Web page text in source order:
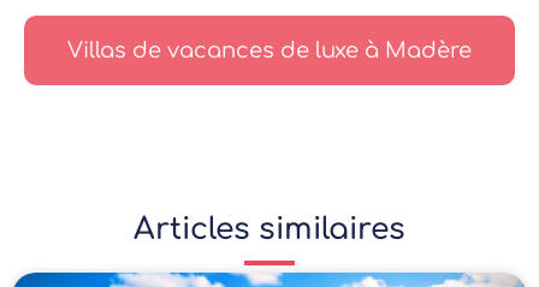
Villas de vacances de luxe à Madère
Articles similaires